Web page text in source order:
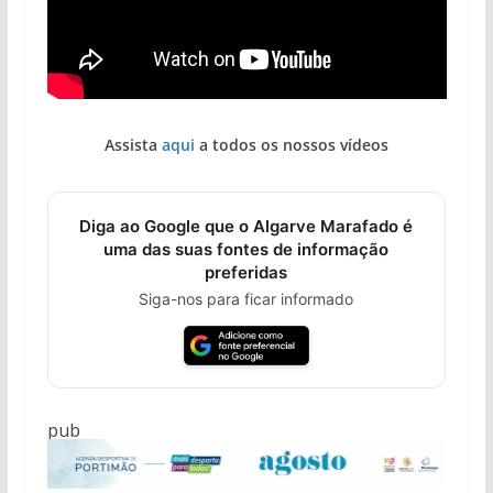
Assista aqui a todos os nossos vídeos
Diga ao Google que o Algarve Marafado é
uma das suas fontes de informação
preferidas
Siga-nos para ficar informado
pub